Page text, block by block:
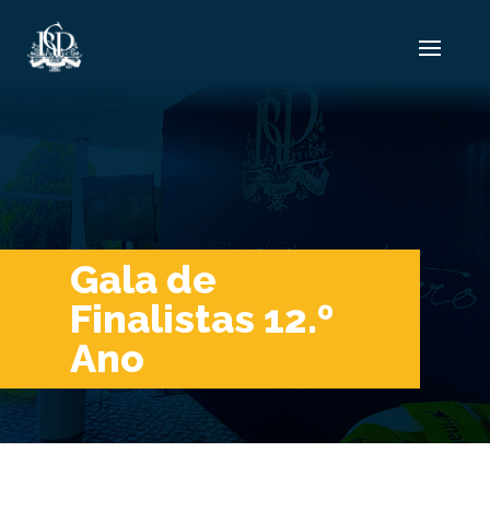
Gala de
Finalistas 12.º
Ano